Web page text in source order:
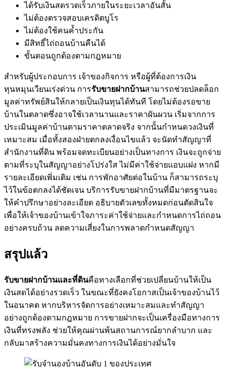
ได้รับเงินสดรวดเร็วภายในระยะเวลาอันสั้น
ไม่ต้องตรวจสอบเครดิตบูโร
ไม่ต้องใช้คนค้ำประกัน
มีสิทธิ์ไถ่ถอนบ้านคืนได้
ขั้นตอนถูกต้องตามกฎหมาย
สำหรับผู้ประกอบการ เจ้าของกิจการ หรือผู้ที่ต้องการเงิน
ทุนหมุนเวียนเร่งด่วน การรับขายฝากบ้านสามารถช่วยปลดล็อก
มูลค่าทรัพย์สินให้กลายเป็นเงินทุนได้ทันที โดยไม่ต้องรอขาย
บ้านในตลาดซึ่งอาจใช้เวลานานและราคาผันผวน เริ่มจากการ
ประเมินมูลค่าบ้านตามราคาตลาดจริง จากนั้นกำหนดวงเงินที่
เหมาะสม เมื่อทั้งสองฝ่ายตกลงเงื่อนไขแล้ว จะนัดทำสัญญาที่
สำนักงานที่ดิน พร้อมจดทะเบียนอย่างเป็นทางการ เงินจะถูกจ่าย
ตามที่ระบุในสัญญาอย่างโปร่งใส ไม่มีค่าใช้จ่ายแอบแฝง หากมี
รายละเอียดเพิ่มเติม เช่น การพักอาศัยต่อในบ้าน ก็สามารถระบุ
ไว้ในข้อตกลงได้ชัดเจน บริการรับขายฝากบ้านที่มีมาตรฐานจะ
ให้คำปรึกษาอย่างละเอียด อธิบายตัวเลขทั้งหมดก่อนตัดสินใจ
เพื่อให้เจ้าของบ้านเข้าใจภาระค่าใช้จ่ายและกำหนดการไถ่ถอน
อย่างครบถ้วน ลดความเสี่ยงในการพลาดกำหนดสัญญา
สรุปแล้ว
รับขายฝากบ้านและที่ดินคือทางเลือกที่ช่วยเปลี่ยนบ้านให้เป็น
เงินสดได้อย่างรวดเร็ว ในขณะที่ยังคงโอกาสเป็นเจ้าของบ้านไว้
ในอนาคต หากบริหารจัดการอย่างเหมาะสมและทำสัญญา
อย่างถูกต้องตามกฎหมาย การขายฝากจะเป็นเครื่องมือทางการ
เงินที่ทรงพลัง ช่วยให้คุณผ่านพ้นสถานการณ์ยากลำบาก และ
กลับมาสร้างความมั่นคงทางการเงินได้อย่างมั่นใจ